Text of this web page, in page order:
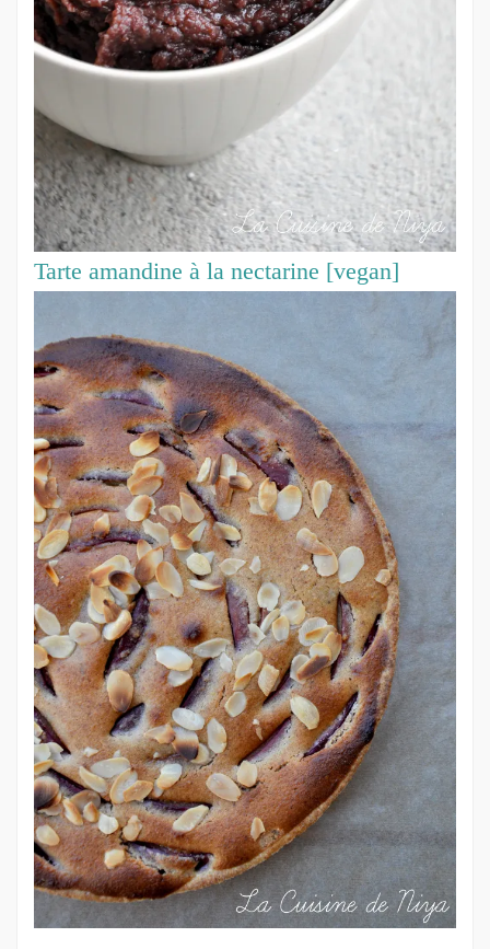
Tarte amandine à la nectarine [vegan]